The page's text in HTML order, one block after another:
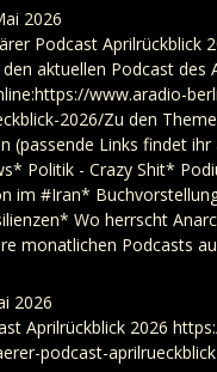
2026
Podcast Aprilrückblick
aktuellen Podcast des
www.aradio-
2026/Zu den
(passende Links findet
Politik - Crazy Shit*
im #Iran*
Wo herrscht
monatlichen Podcasts
2026
Aprilrückblick 2026
podcast-